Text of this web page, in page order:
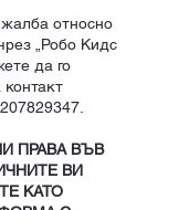
относно
„Робо Кидс
да го
ПРАВА ВЪВ
ВИ
КАТО